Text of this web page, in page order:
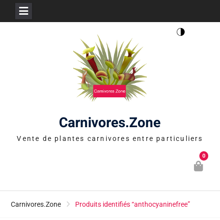
Carnivores.Zone
Vente de plantes carnivores entre particuliers
0
Carnivores.Zone Produits identifiés “anthocyaninefree”